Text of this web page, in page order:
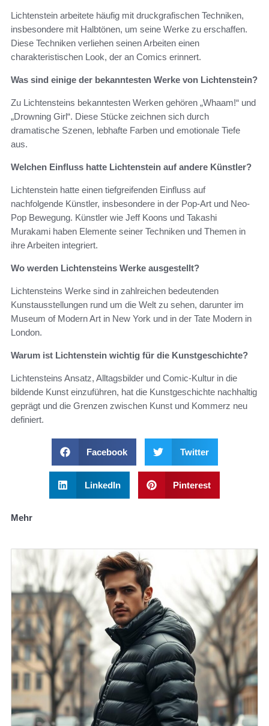
Lichtenstein arbeitete häufig mit druckgrafischen Techniken,
insbesondere mit Halbtönen, um seine Werke zu erschaffen.
Diese Techniken verliehen seinen Arbeiten einen
charakteristischen Look, der an Comics erinnert.
Was sind einige der bekanntesten Werke von Lichtenstein?
Zu Lichtensteins bekanntesten Werken gehören „Whaam!“ und
„Drowning Girl“. Diese Stücke zeichnen sich durch
dramatische Szenen, lebhafte Farben und emotionale Tiefe
aus.
Welchen Einfluss hatte Lichtenstein auf andere Künstler?
Lichtenstein hatte einen tiefgreifenden Einfluss auf
nachfolgende Künstler, insbesondere in der Pop-Art und Neo-
Pop Bewegung. Künstler wie Jeff Koons und Takashi
Murakami haben Elemente seiner Techniken und Themen in
ihre Arbeiten integriert.
Wo werden Lichtensteins Werke ausgestellt?
Lichtensteins Werke sind in zahlreichen bedeutenden
Kunstausstellungen rund um die Welt zu sehen, darunter im
Museum of Modern Art in New York und in der Tate Modern in
London.
Warum ist Lichtenstein wichtig für die Kunstgeschichte?
Lichtensteins Ansatz, Alltagsbilder und Comic-Kultur in die
bildende Kunst einzuführen, hat die Kunstgeschichte nachhaltig
geprägt und die Grenzen zwischen Kunst und Kommerz neu
definiert.
Facebook Twitter
LinkedIn Pinterest
Mehr